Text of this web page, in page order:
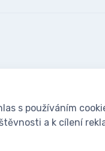
se fanoušky:
s používáním
a k cílení